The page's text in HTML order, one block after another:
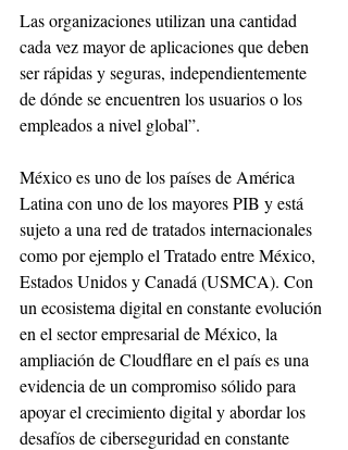
Las organizaciones utilizan una cantidad
cada vez mayor de aplicaciones que deben
ser rápidas y seguras, independientemente
de dónde se encuentren los usuarios o los
empleados a nivel global”.
México es uno de los países de América
Latina con uno de los mayores PIB y está
sujeto a una red de tratados internacionales
como por ejemplo el Tratado entre México,
Estados Unidos y Canadá (USMCA). Con
un ecosistema digital en constante evolución
en el sector empresarial de México, la
ampliación de Cloudflare en el país es una
evidencia de un compromiso sólido para
apoyar el crecimiento digital y abordar los
desafíos de ciberseguridad en constante